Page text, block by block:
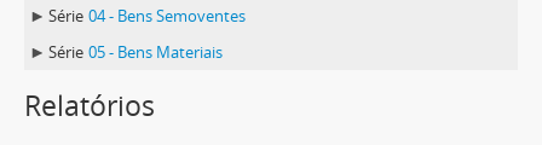
Série 04 - Bens Semoventes
Série 05 - Bens Materiais
Relatórios